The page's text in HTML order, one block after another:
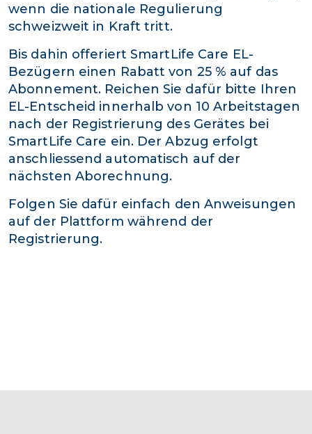
wenn die nationale Regulierung
schweizweit in Kraft tritt.
Bis dahin offeriert SmartLife Care EL-
Bezügern einen Rabatt von 25 % auf das
Abonnement. Reichen Sie dafür bitte Ihren
EL-Entscheid innerhalb von 10 Arbeitstagen
nach der Registrierung des Gerätes bei
SmartLife Care ein. Der Abzug erfolgt
anschliessend automatisch auf der
nächsten Aborechnung.
Folgen Sie dafür einfach den Anweisungen
auf der Plattform während der
Registrierung.